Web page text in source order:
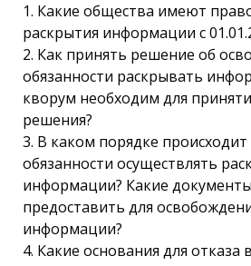
1. Какие общества имеют
раскрытия информации с
2. Как принять решение об
обязанности раскрывать
кворум необходим для
решения?
3. В каком порядке
обязанности осуществлять
информации? Какие
предоставить для
информации?
4. Какие основания для